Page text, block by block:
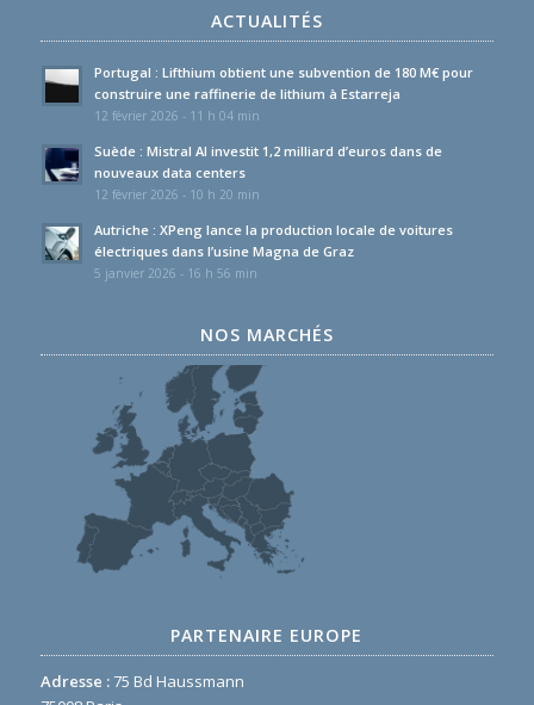
ACTUALITÉS
Portugal : Lifthium obtient une subvention de 180 M€ pour
construire une raffinerie de lithium à Estarreja
12 février 2026 - 11 h 04 min
Suède : Mistral AI investit 1,2 milliard d’euros dans de
nouveaux data centers
12 février 2026 - 10 h 20 min
Autriche : XPeng lance la production locale de voitures
électriques dans l’usine Magna de Graz
5 janvier 2026 - 16 h 56 min
NOS MARCHÉS
PARTENAIRE EUROPE
Adresse :75 Bd Haussmann